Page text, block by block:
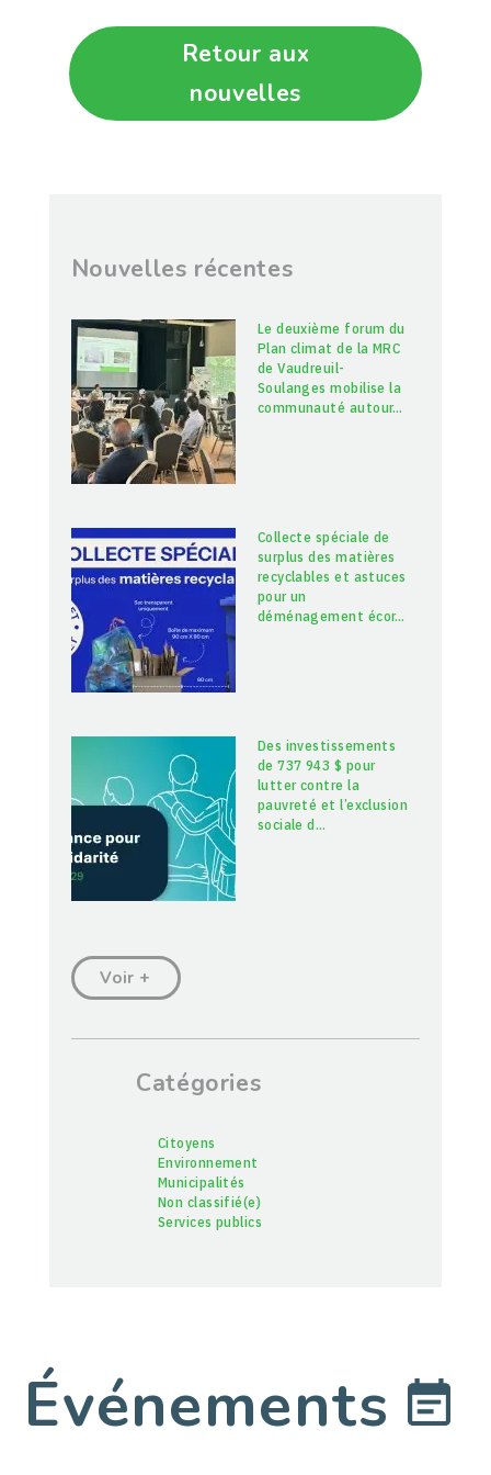
Retour aux
nouvelles
Nouvelles récentes
Le deuxième forum du
Plan climat de la MRC
de Vaudreuil-
Soulanges mobilise la
communauté autour…
Collecte spéciale de
surplus des matières
recyclables et astuces
pour un
déménagement écor…
Des investissements
de 737 943 $ pour
lutter contre la
pauvreté et l’exclusion
sociale d…
Voir +
Catégories
Citoyens
Environnement
Municipalités
Non classifié(e)
Services publics
Événements